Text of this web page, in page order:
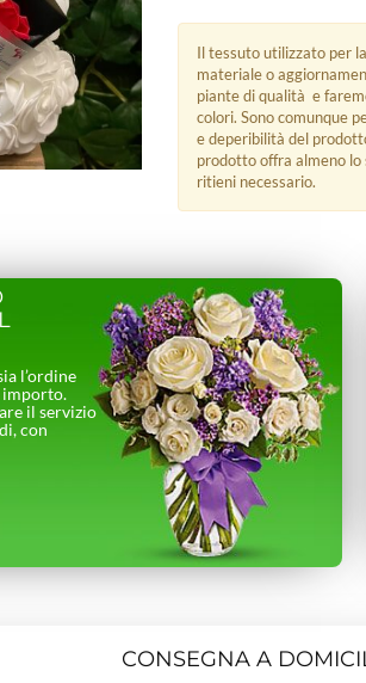
Il tessuto utilizzato per
materiale o
piante di qualità e
colori. Sono comunque
e deperibilità del
prodotto offra almeno
ritieni necessario.
l’ordine
importo.
il servizio
con
CONSEGNA A